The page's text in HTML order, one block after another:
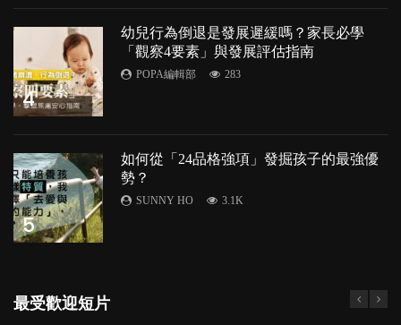
4
幼兒行為倒退是發展遲緩嗎？家長必學
「觀察4要素」與發展評估指南
POPA編輯部 283
5
如何從「24品格強項」發掘孩子的最強優
勢？
SUNNY HO 3.1K
最受歡迎短片